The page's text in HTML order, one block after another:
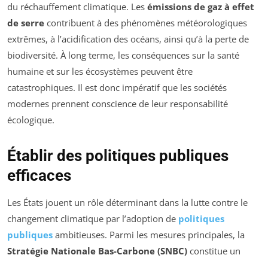
du réchauffement climatique. Les émissions de gaz à effet
de serre contribuent à des phénomènes météorologiques
extrêmes, à l’acidification des océans, ainsi qu’à la perte de
biodiversité. À long terme, les conséquences sur la santé
humaine et sur les écosystèmes peuvent être
catastrophiques. Il est donc impératif que les sociétés
modernes prennent conscience de leur responsabilité
écologique.
Établir des politiques publiques
efficaces
Les États jouent un rôle déterminant dans la lutte contre le
changement climatique par l’adoption de politiques
publiques ambitieuses. Parmi les mesures principales, la
Stratégie Nationale Bas-Carbone (SNBC) constitue un